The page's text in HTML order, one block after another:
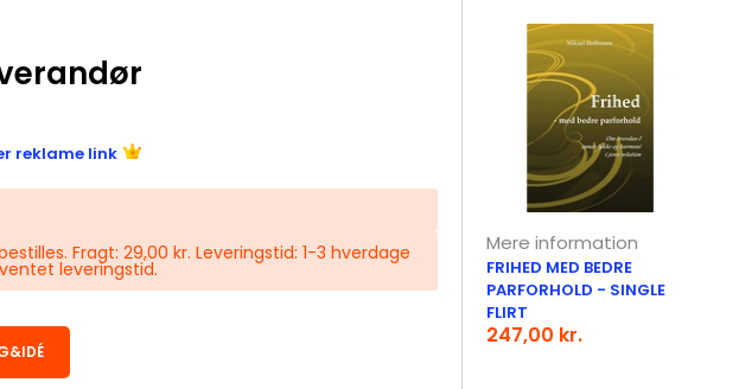
reklame link
Fragt: 29,00 kr. Leveringstid: 1-3 hverdage
leveringstid.
Mere information
FRIHED MED BEDRE
PARFORHOLD - SINGLE
FLIRT
247,00 kr.